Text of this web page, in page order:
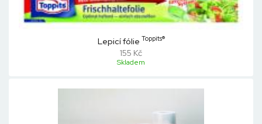
Lepicí fólie Toppits®
155 Kč
Skladem